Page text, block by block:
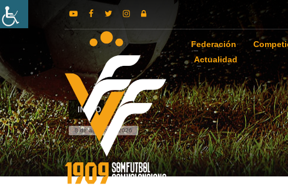
Federación
Actualidad
INICIO
8 de agosto de 2026